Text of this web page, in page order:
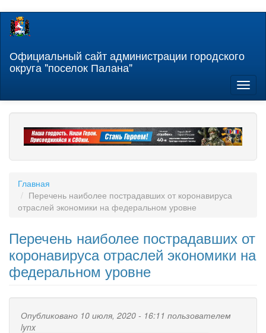
Перейти
содержанию
Официальный сайт администрации городского
округа "поселок Палана"
Главная
Перечень наиболее пострадавших от коронавируса
отраслей экономики на федеральном уровне
Перечень наиболее пострадавших от
коронавируса отраслей экономики на
федеральном уровне
Опубликовано 10 июля, 2020 - 16:11 пользователем
lynx